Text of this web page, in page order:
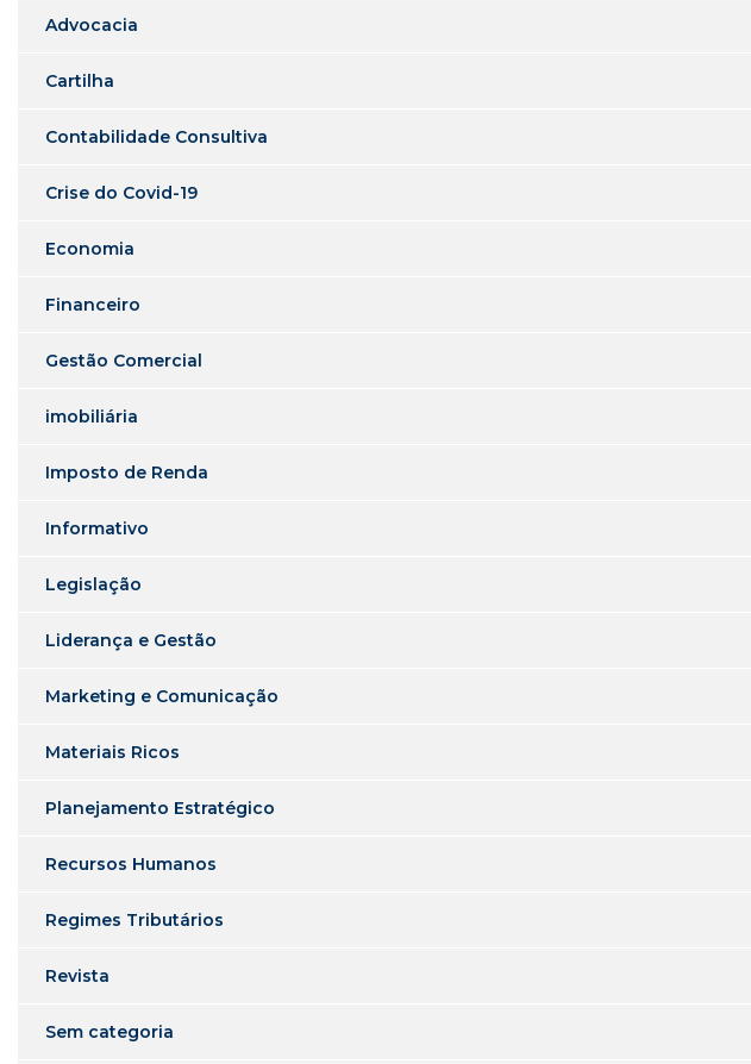
Advocacia
Cartilha
Contabilidade Consultiva
Crise do Covid-19
Economia
Financeiro
Gestão Comercial
imobiliária
Imposto de Renda
Informativo
Legislação
Liderança e Gestão
Marketing e Comunicação
Materiais Ricos
Planejamento Estratégico
Recursos Humanos
Regimes Tributários
Revista
Sem categoria